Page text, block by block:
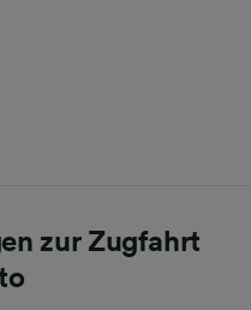
zur Zugfahrt